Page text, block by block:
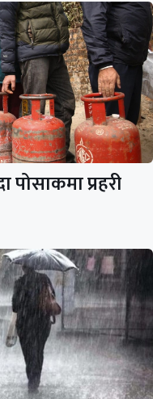
पोसाकमा प्रहरी